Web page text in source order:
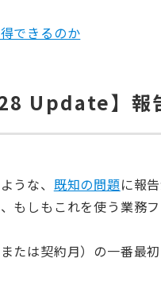
できるのか
Update】報
うな、 既知の問題に報
もしもこれを使う業務
たは契約月）の一番最